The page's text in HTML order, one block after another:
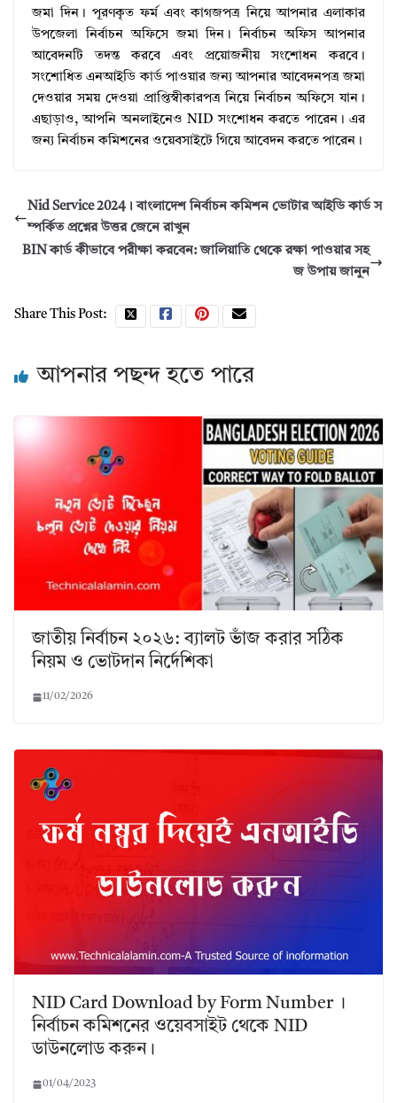
জমা দিন। পূরণকৃত ফর্ম এবং কাগজপত্র নিয়ে আপনার এলাকার
উপজেলা নির্বাচন অফিসে জমা দিন। নির্বাচন অফিস আপনার
আবেদনটি তদন্ত করবে এবং প্রয়োজনীয় সংশোধন করবে।
সংশোধিত এনআইডি কার্ড পাওয়ার জন্য আপনার আবেদনপত্র জমা
দেওয়ার সময় দেওয়া প্রাপ্তিস্বীকারপত্র নিয়ে নির্বাচন অফিসে যান।
এছাড়াও, আপনি অনলাইনেও NID সংশোধন করতে পারেন। এর
জন্য নির্বাচন কমিশনের ওয়েবসাইটে গিয়ে আবেদন করতে পারেন।
Nid Service 2024। বাংলাদেশ নির্বাচন কমিশন ভোটার আইডি কার্ড স
ম্পর্কিত প্রশ্নের উত্তর জেনে রাখুন
BIN কার্ড কীভাবে পরীক্ষা করবেন: জালিয়াতি থেকে রক্ষা পাওয়ার সহ
জ উপায় জানুন
Share This Post:
আপনার পছন্দ হতে পারে
জাতীয় নির্বাচন ২০২৬: ব্যালট ভাঁজ করার সঠিক
নিয়ম ও ভোটদান নির্দেশিকা
11/02/2026
NID Card Download by Form Number ।
নির্বাচন কমিশনের ওয়েবসাইট থেকে NID
ডাউনলোড করুন।
01/04/2023